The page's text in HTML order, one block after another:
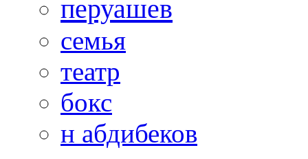
перуашев
семья
театр
бокс
н абдибеков